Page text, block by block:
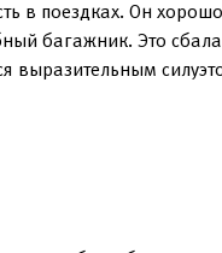
в поездках. Он
багажник. Это
выразительным